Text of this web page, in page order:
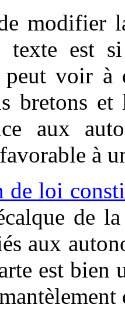
modifier
est si
peut voir à
bretons
aux
à
de loi
de
aux
est bien